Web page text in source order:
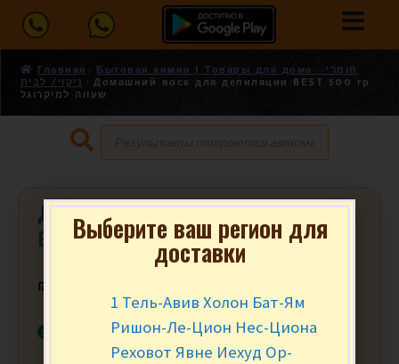
Главная
Бытовая химия | Товары для дома - חומרי
ניקוי/ לבית
Домашний воск для депиляции BEST 500 гр.
שעווה למיקרוגל
Домашний воск для депиляции
BEST 500 гр. שעווה למיקרוגל
₪
В наличии
Выберите ваш регион для
доставки
1 Тель-Авив Холон Бат-Ям
Ришон-Ле-Цион Нес-Циона
Реховот Явне Иехуд Ор-